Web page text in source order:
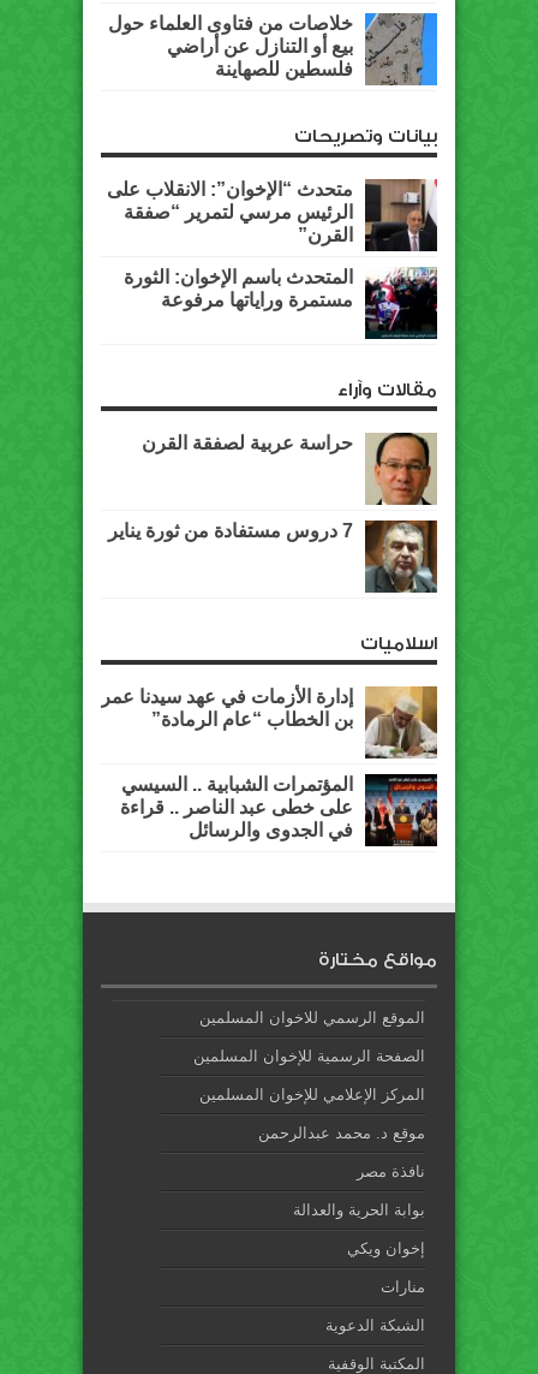
خلاصات من فتاوى العلماء حول
بيع أو التنازل عن أراضي
فلسطين للصهاينة
بيانات وتصريحات
متحدث “الإخوان”: الانقلاب على
الرئيس مرسي لتمرير “صفقة
القرن”
المتحدث باسم الإخوان: الثورة
مستمرة وراياتها مرفوعة
مقالات وآراء
حراسة عربية لصفقة القرن
7 دروس مستفادة من ثورة يناير
اسلاميات
إدارة الأزمات في عهد سيدنا عمر
بن الخطاب “عام الرمادة”
المؤتمرات الشبابية .. السيسي
على خطى عبد الناصر .. قراءة
في الجدوى والرسائل
مواقع مختارة
الموقع الرسمي للاخوان المسلمين
الصفحة الرسمية للإخوان المسلمين
المركز الإعلامي للإخوان المسلمين
موقع د. محمد عبدالرحمن
نافذة مصر
بوابة الحرية والعدالة
إخوان ويكي
منارات
الشبكة الدعوية
المكتبة الوقفية